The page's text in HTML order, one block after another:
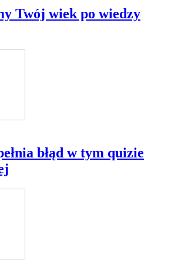
Twój wiek po wiedzy
błąd w tym quizie